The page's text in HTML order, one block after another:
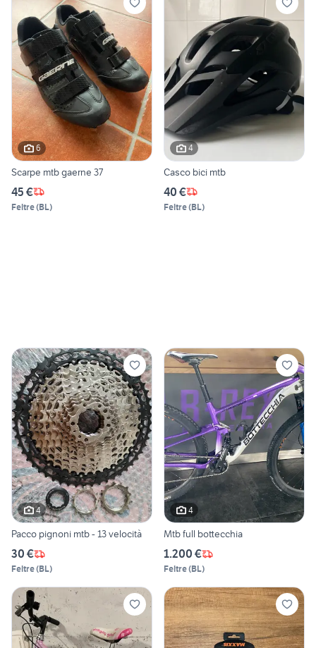
6
Scarpe mtb gaerne 37
45 €
Feltre(BL)
4
Casco bici mtb
40 €
Feltre(BL)
4
Pacco pignoni mtb - 13 velocità
30 €
Feltre(BL)
4
Mtb full bottecchia
1.200 €
Feltre(BL)